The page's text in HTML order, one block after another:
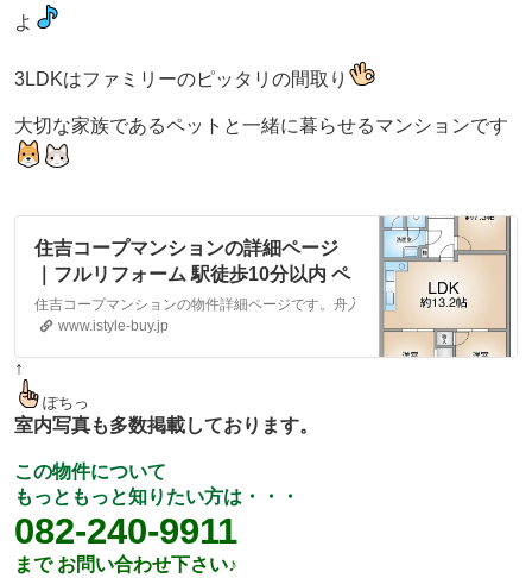
よ
3LDKはファミリーのピッタリの間取り
大切な家族であるペットと一緒に暮らせるマンションです
住吉コープマンションの詳細ページ
｜フルリフォーム 駅徒歩10分以内 ペ
ット可｜広島市の不動産ならアイス
タイル株式会社
住吉コープマンションの物件詳細ページです。舟入本町駅周辺の中古マン
www.istyle-buy.jp
↑
ぽちっ
室内写真も多数掲載しております。
この物件について
もっともっと知りたい方は・・・
082-240-9911
まで お問い合わせ下さい♪